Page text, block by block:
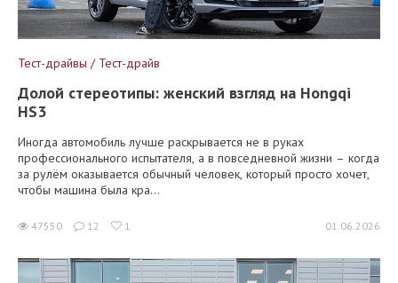
Тест-драйвы / Тест-драйв
Долой стереотипы: женский взгляд на Hongqi
HS3
Иногда автомобиль лучше раскрывается не в руках
профессионального испытателя, а в повседневной жизни – когда
за рулём оказывается обычный человек, который просто хочет,
чтобы машина была кра...
47550 12 1 01.06.2026